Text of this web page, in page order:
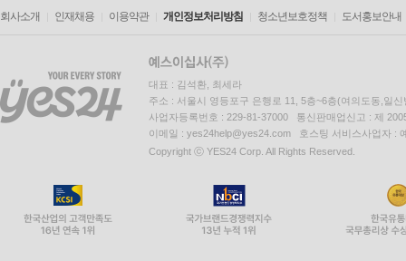
회사소개 인재채용 이용약관 개인정보처리방침 청소년보호정책 도서홍보안내
대표 : 김석환, 최세라
주소 : 서울시 영등포구 은행로 11, 5층~6층(여의도동,일신
사업자등록번호 : 229-81-37000 통신판매업신고 : 제
이메일 : yes24help@yes24.com 호스팅 서비스사업자 :
Copyright ⓒ YES24 Corp. All Rights Reserved.